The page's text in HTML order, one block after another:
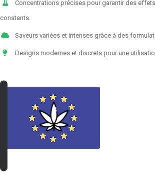
Concentrations précises pour garantir des
constants.
Saveurs variées et intenses grâce à des
Designs modernes et discrets pour une